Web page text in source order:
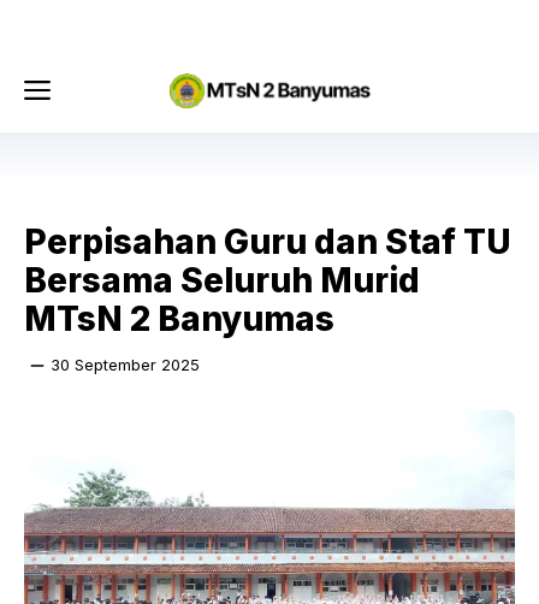
Menu
Perpisahan Guru dan Staf TU
Bersama Seluruh Murid
MTsN 2 Banyumas
30 September 2025